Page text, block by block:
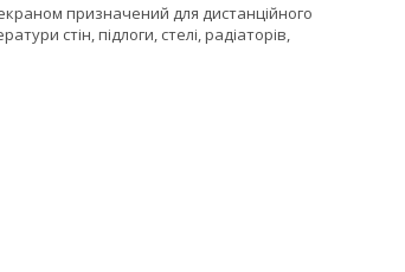
призначений для дистанційного
стін, підлоги, стелі, радіаторів,